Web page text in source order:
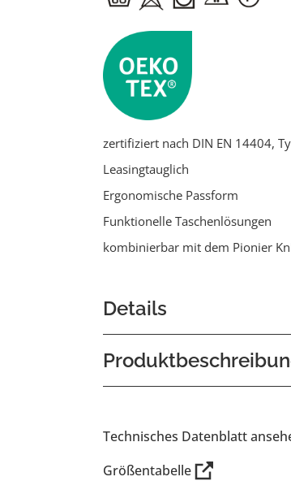
zertifiziert nach DIN EN 14404,
Leasingtauglich
Ergonomische Passform
Funktionelle Taschenlösungen
kombinierbar mit dem Pionier
Details
Technisches Datenblatt
Größentabelle